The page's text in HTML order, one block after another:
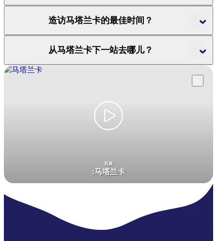
造访马塔兰卡的最佳时间？
从马塔兰卡下一站去哪儿？
视频
:马塔兰卡